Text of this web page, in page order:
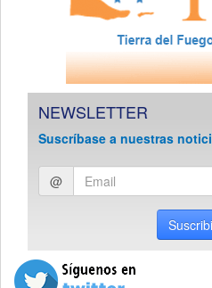
NEWSLETTER
Suscríbase a nuestras
Ingresar
email
@